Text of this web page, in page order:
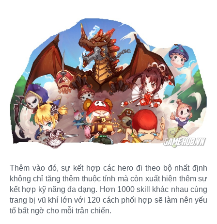
Thêm vào đó, sự kết hợp các hero đi theo bộ nhất định
không chỉ tăng thêm thuộc tính mà còn xuất hiện thêm sự
kết hợp kỹ năng đa dạng. Hơn 1000 skill khác nhau cùng
trang bị vũ khí lớn với 120 cách phối hợp sẽ làm nên yếu
tố bất ngờ cho mỗi trận chiến.